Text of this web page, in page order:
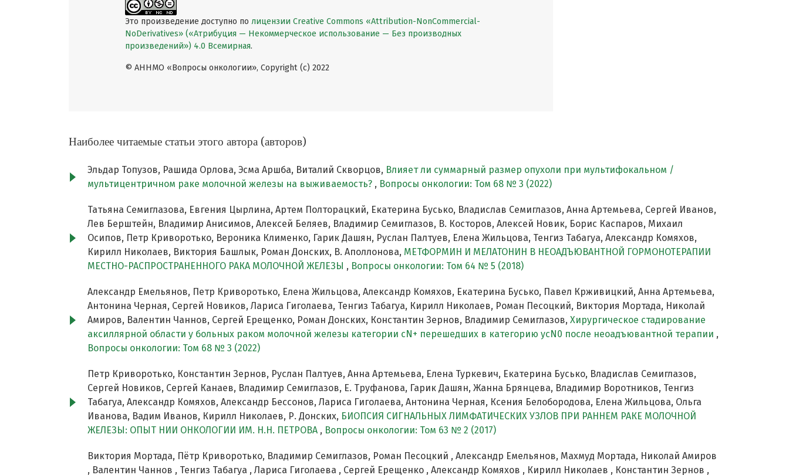
Это произведение доступно по лицензии Creative Commons «Attribution-NonCommercial-
NoDerivatives» («Атрибуция — Некоммерческое использование — Без производных
произведений») 4.0 Всемирная.
© АННМО «Вопросы онкологии», Copyright (c) 2022
Наиболее читаемые статьи этого автора (авторов)
Эльдар Топузов, Рашида Орлова, Эсма Аршба, Виталий Скворцов, Влияет ли суммарный размер опухоли при мультифокальном /
мультицентричном раке молочной железы на выживаемость? , Вопросы онкологии: Том 68 № 3 (2022)
Татьяна Семиглазова, Евгения Цырлина, Артем Полторацкий, Екатерина Бусько, Владислав Семиглазов, Анна Артемьева, Сергей Иванов,
Лев Берштейн, Владимир Анисимов, Алексей Беляев, Владимир Семиглазов, В. Косторов, Алексей Новик, Борис Каспаров, Михаил
Осипов, Петр Криворотько, Вероника Клименко, Гарик Дашян, Руслан Палтуев, Елена Жильцова, Тенгиз Табагуа, Александр Комяхов,
Кирилл Николаев, Виктория Башлык, Роман Донских, В. Аполлонова, МЕТФОРМИН И МЕЛАТОНИН В НЕОАДЪЮВАНТНОЙ ГОРМОНОТЕРАПИИ
МЕСТНО-РАСПРОСТРАНЕННОГО РАКА МОЛОЧНОЙ ЖЕЛЕЗЫ , Вопросы онкологии: Том 64 № 5 (2018)
Александр Емельянов, Петр Криворотько, Елена Жильцова, Александр Комяхов, Екатерина Бусько, Павел Крживицкий, Анна Артемьева,
Антонина Черная, Сергей Новиков, Лариса Гиголаева, Тенгиз Табагуа, Кирилл Николаев, Роман Песоцкий, Виктория Мортада, Николай
Амиров, Валентин Чаннов, Сергей Ерещенко, Роман Донских, Константин Зернов, Владимир Семиглазов, Хирургическое стадирование
аксиллярной области у больных раком молочной железы категории сN+ перешедших в категорию ycN0 после неоадъювантной терапии ,
Вопросы онкологии: Том 68 № 3 (2022)
Петр Криворотько, Константин Зернов, Руслан Палтуев, Анна Артемьева, Елена Туркевич, Екатерина Бусько, Владислав Семиглазов,
Сергей Новиков, Сергей Канаев, Владимир Семиглазов, Е. Труфанова, Гарик Дашян, Жанна Брянцева, Владимир Воротников, Тенгиз
Табагуа, Александр Комяхов, Александр Бессонов, Лариса Гиголаева, Антонина Черная, Ксения Белобородова, Елена Жильцова, Ольга
Иванова, Вадим Иванов, Кирилл Николаев, Р. Донских, БИОПСИЯ СИГНАЛЬНЫХ ЛИМФАТИЧЕСКИХ УЗЛОВ ПРИ РАННЕМ РАКЕ МОЛОЧНОЙ
ЖЕЛЕЗЫ: ОПЫТ НИИ ОНКОЛОГИИ ИМ. Н.Н. ПЕТРОВА , Вопросы онкологии: Том 63 № 2 (2017)
Виктория Мортада, Пётр Криворотько, Владимир Семиглазов, Роман Песоцкий , Александр Емельянов, Махмуд Мортада, Николай Амиров
, Валентин Чаннов , Тенгиз Табагуа , Лариса Гиголаева , Сергей Ерещенко , Александр Комяхов , Кирилл Николаев , Константин Зернов ,